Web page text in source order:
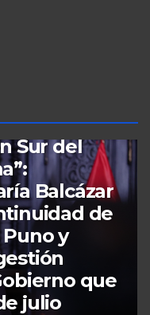
se
los
lanzan
entre:
academia